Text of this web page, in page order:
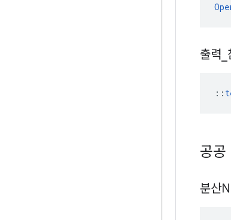
출력
::
공공
분산